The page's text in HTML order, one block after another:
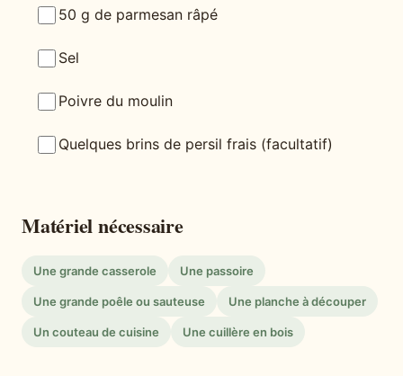
50 g de parmesan râpé
Sel
Poivre du moulin
Quelques brins de persil frais (facultatif)
Matériel nécessaire
Une grande casserole Une passoire
Une grande poêle ou sauteuse Une planche à découper
Un couteau de cuisine Une cuillère en bois